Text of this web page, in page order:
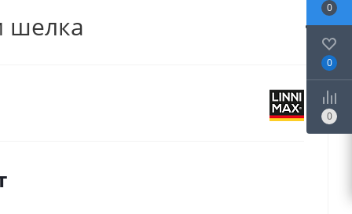
шелка
0
0
0